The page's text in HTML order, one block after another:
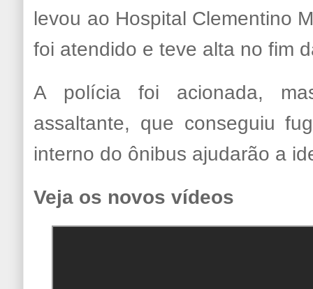
levou ao Hospital Clementino
foi atendido e teve alta no fim
A polícia foi acionada,
assaltante, que conseguiu
interno do ônibus ajudarão a
Veja os novos vídeos